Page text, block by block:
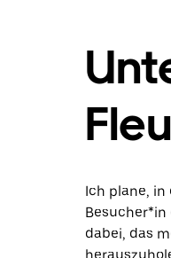
Ich plane, in
dabei, das